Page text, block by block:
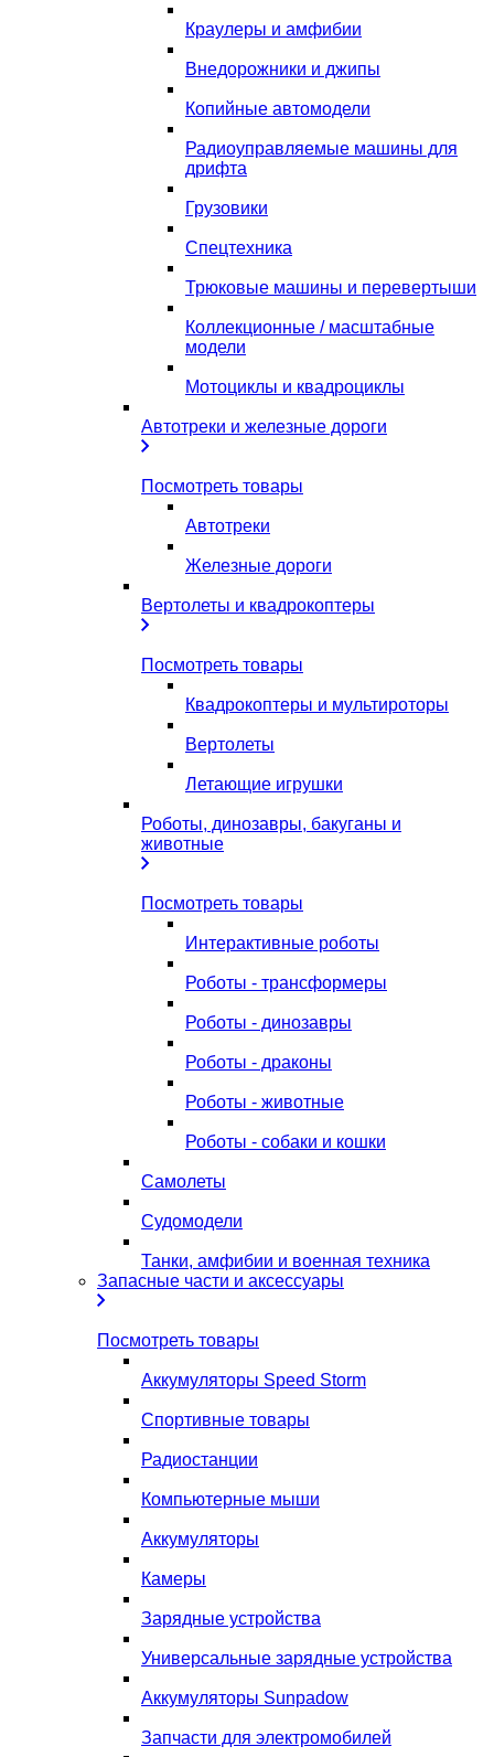
Краулеры и амфибии
Внедорожники и джипы
Копийные автомодели
Радиоуправляемые машины для
дрифта
Грузовики
Спецтехника
Трюковые машины и перевертыши
Коллекционные / масштабные
модели
Мотоциклы и квадроциклы
Автотреки и железные дороги
Посмотреть товары
Автотреки
Железные дороги
Вертолеты и квадрокоптеры
Посмотреть товары
Квадрокоптеры и мультироторы
Вертолеты
Летающие игрушки
Роботы, динозавры, бакуганы и
животные
Посмотреть товары
Интерактивные роботы
Роботы - трансформеры
Роботы - динозавры
Роботы - драконы
Роботы - животные
Роботы - собаки и кошки
Самолеты
Судомодели
Танки, амфибии и военная техника
Запасные части и аксессуары
Посмотреть товары
Аккумуляторы Speed Storm
Спортивные товары
Радиостанции
Компьютерные мыши
Аккумуляторы
Камеры
Зарядные устройства
Универсальные зарядные устройства
Аккумуляторы Sunpadow
Запчасти для электромобилей